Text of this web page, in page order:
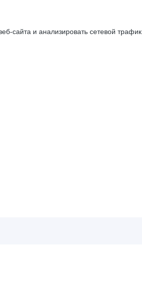
сайта и анализировать сетевой трафик.